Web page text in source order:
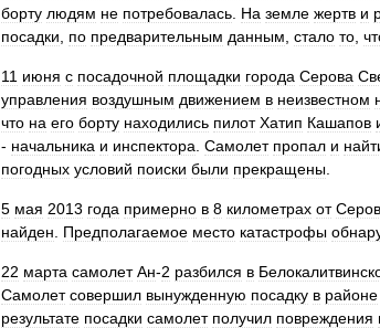
борту людям не потребовалась На земле жертв и
посадки
по предварительным данным стало то
11 июня с посадочной площадки города Серова
управления воздушным движением в неизвестном
что на его борту находились пилот Хатип Кашапов
- начальника и инспектора Самолет пропал и
погодных условий поиски были прекращены
5 мая 2013 года примерно в 8 километрах от
найден
Предполагаемое место катастрофы
22 марта самолет Ан-2 разбился в
Самолет совершил вынужденную посадку в районе
результате посадки самолет получил повреждения